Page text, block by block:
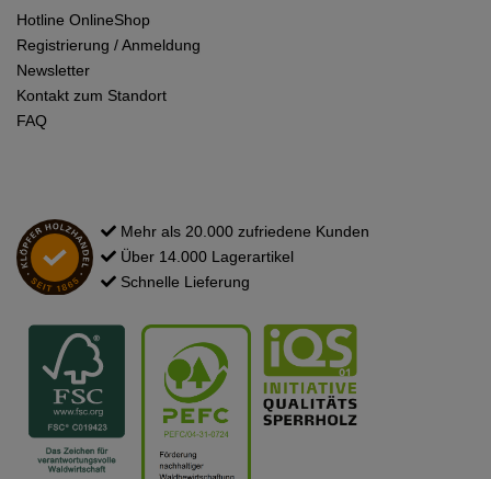
Hotline OnlineShop
Registrierung / Anmeldung
Newsletter
Kontakt zum Standort
FAQ
Mehr als 20.000 zufriedene Kunden
Über 14.000 Lagerartikel
Schnelle Lieferung